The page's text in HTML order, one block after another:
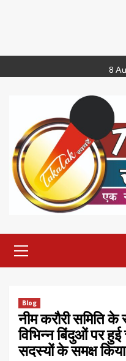
to
8
Menu
Blog
नीम करौरी समिति
विभिन्न बिंदुओं पर
सदस्यों के समक्ष